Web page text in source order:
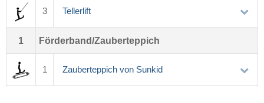
3 Tellerlift
1 Förderband/Zauberteppich
1 Zauberteppich von Sunkid